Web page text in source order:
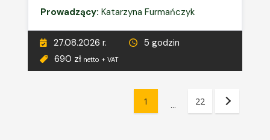
Prowadzący: Katarzyna Furmańczyk
27.08.2026 r.
5 godzin
690 zł netto + VAT
1 ... 22